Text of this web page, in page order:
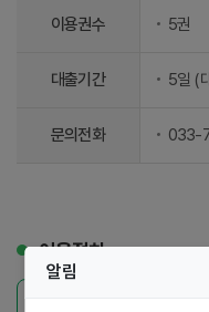
이용권수 5권
대출기간 5일 (
문의전화 033-
이용절차
알림